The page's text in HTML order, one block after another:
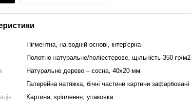
Пігментна, на водній основі, інтер'єрна
Полотно натуральне/поліестерове, щільність 350 гр/м2
Натуральне дерево – сосна, 40x20 мм
Галерейна натяжка, бічні частини картини зафарбовані
Картина, кріплення, упаковка